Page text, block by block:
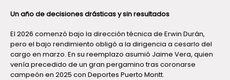
Un año de decisiones drásticas y sin resultados
El 2026 comenzó bajo la dirección técnica de Erwin Durán,
pero el bajo rendimiento obligó a la dirigencia a cesarlo del
cargo en marzo. En su reemplazo asumió Jaime Vera, quien
venía precedido de un gran pergamino tras coronarse
campeón en 2025 con Deportes Puerto Montt.